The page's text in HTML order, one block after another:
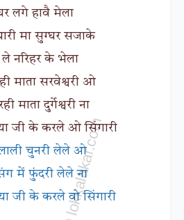
लगे हावै मेला
मा सुग्घर सजाके
नरिहर के भेला
माता सरवेश्वरी ओ
माता दुर्गेश्वरी ना
जी के करले ओ सिंगारी
चुनरी लेले ओ
में फुंदरी लेले ना
जी के करले वो सिंगारी